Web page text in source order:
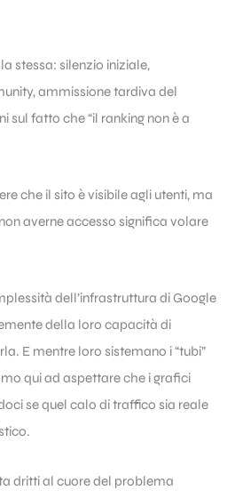
stessa: silenzio iniziale,
ammissione tardiva del
sul fatto che “il ranking non è a
che il sito è visibile agli utenti, ma
averne accesso significa volare
dell’infrastruttura di Google
della loro capacità di
E mentre loro sistemano i “tubi”
qui ad aspettare che i grafici
se quel calo di traffico sia reale
dritti al cuore del problema